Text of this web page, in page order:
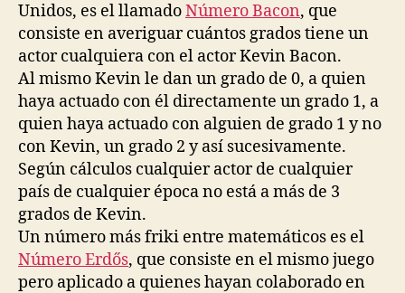
Unidos, es el llamadoNúmero Bacon, que
consiste en averiguar cuántos grados tiene un
actor cualquiera con el actor Kevin Bacon.
Al mismo Kevin le dan un grado de 0, a quien
haya actuado con él directamente un grado 1, a
quien haya actuado con alguien de grado 1 y no
con Kevin, un grado 2 y así sucesivamente.
Según cálculos cualquier actor de cualquier
país de cualquier época no está a más de 3
grados de Kevin.
Un número más friki entre matemáticos es el
Número Erdős, que consiste en el mismo juego
pero aplicado a quienes hayan colaborado en